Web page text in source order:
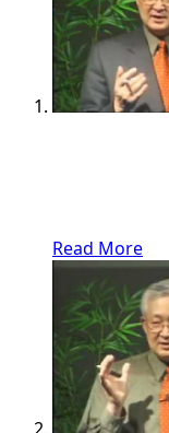
Read More